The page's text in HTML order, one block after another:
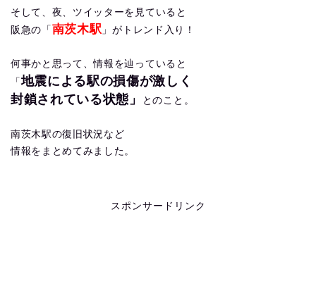
そして、夜、ツイッターを見ていると
阪急の「 南茨木駅 」がトレンド入り！
何事かと思って、情報を辿っていると
「地震による駅の損傷が激しく
封鎖されている状態」
とのこと。
南茨木駅の復旧状況など
情報をまとめてみました。
スポンサードリンク